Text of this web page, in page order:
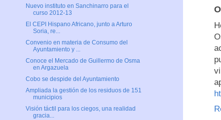
Nuevo instituto en Sanchinarro para el
curso 2012-13
El CEPI Hispano Africano, junto a Arturo
Soria, re...
Convenio en materia de Consumo del
Ayuntamiento y ...
Conoce el Mercado de Guillermo de Osma
en Argazuela
Cobo se despide del Ayuntamiento
Ampliada la gestión de los residuos de 151
municipios
Visión táctil para los ciegos, una realidad
gracia...